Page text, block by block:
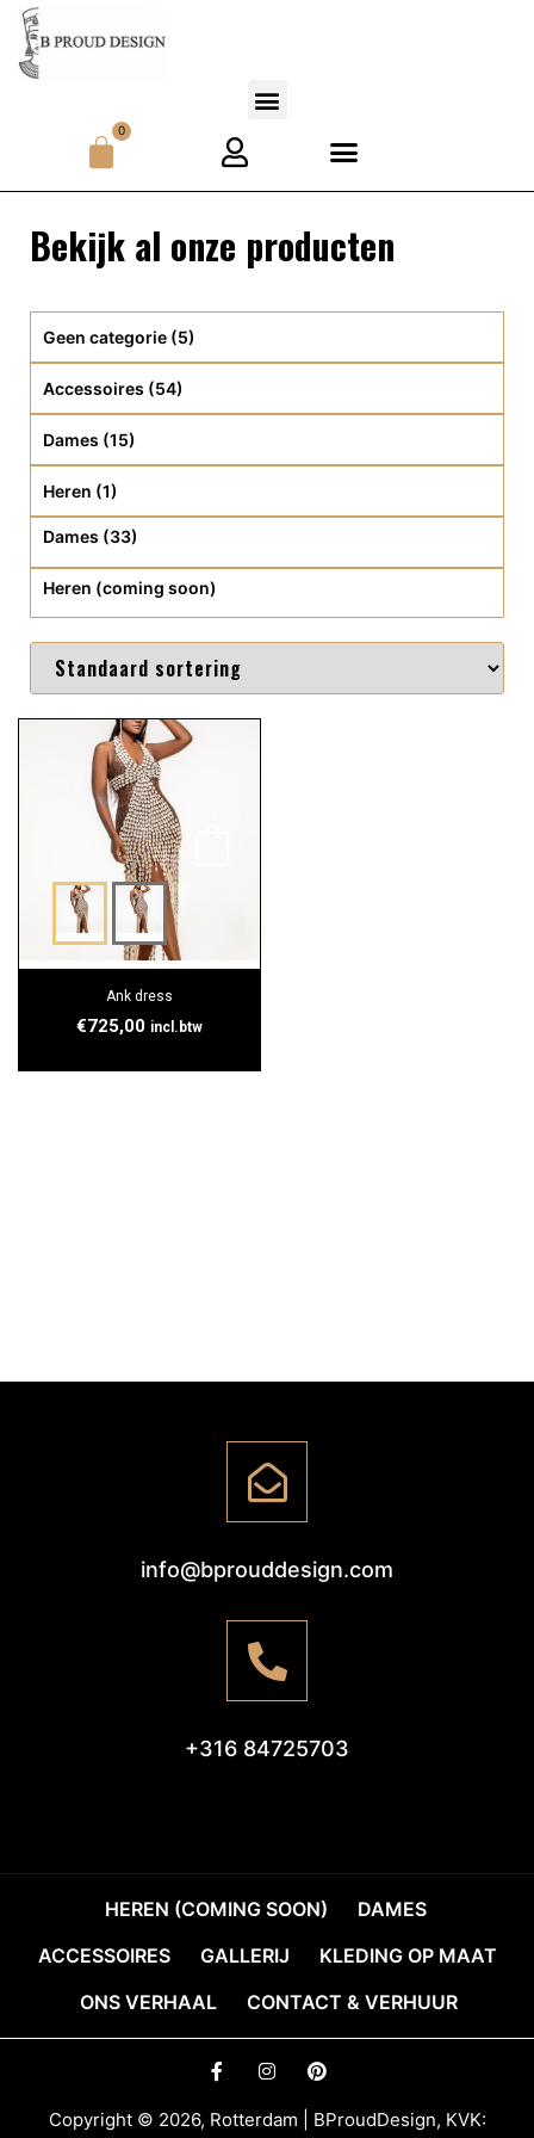
0
Bekijk al onze producten
Geen categorie (5)
Accessoires (54)
Dames (15)
Heren (1)
Dames (33)
Heren (coming soon)
Ank dress
€725,00 incl.btw
info@bprouddesign.com
+316 84725703
HEREN (COMING SOON)
DAMES
ACCESSOIRES
GALLERIJ
KLEDING OP MAAT
ONS VERHAAL
CONTACT & VERHUUR
Copyright © 2026, Rotterdam | BProudDesign, KVK: